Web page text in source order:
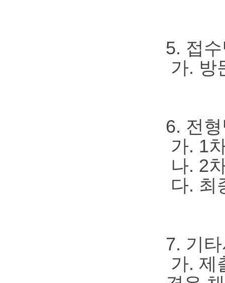
5. 접
가. 방
6. 전
가. 1
나. 2
다. 최
7. 기
가. 제